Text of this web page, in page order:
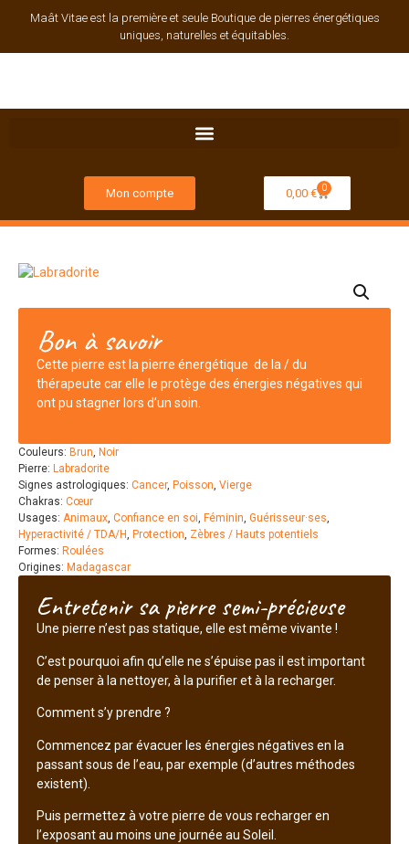
Maât Vitae est la première et seule Boutique de pierres énergétiques
uniques, naturelles et équitables.
Mon compte 0,00 € 0
Bon à savoir
Cette pierre est la pierre énergétique de la / du
thérapeute car elle le protège des énergies négatives qui
ont pu stagner lors d’un soin.
Couleurs: Brun, Noir
Pierre: Labradorite
Signes astrologiques: Cancer, Poisson, Vierge
Chakras: Cœur
Usages: Animaux, Confiance en soi, Féminin, Guérisseur·ses,
Hyperactivité / TDA/H, Protection, Zèbres / Hauts potentiels
Formes: Roulées
Origines: Madagascar
Entretenir sa pierre semi-précieuse
Une pierre n’est pas statique, elle est même vivante !
C’est pourquoi afin qu’elle ne s’épuise pas il est important
de penser à la nettoyer, à la purifier et à la recharger.
Comment s’y prendre ?
Commencez par évacuer les énergies négatives en la
passant sous de l’eau, par exemple (d’autres méthodes
existent).
Puis permettez à votre pierre de vous recharger en
l’exposant au moins une journée au Soleil.